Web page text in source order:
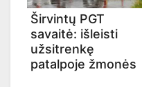
Širvintų PGT
savaitė: išleisti
užsitrenkę
patalpoje žmonės